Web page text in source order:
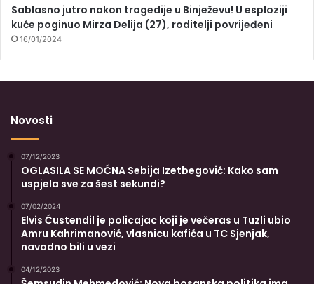
Sablasno jutro nakon tragedije u Binježevu! U esploziji
kuće poginuo Mirza Delija (27), roditelji povrijeđeni
16/01/2024
Novosti
07/12/2023
OGLASILA SE MOĆNA Sebija Izetbegović: Kako sam
uspjela sve za šest sekundi?
07/02/2024
Elvis Ćustendil je policajac koji je večeras u Tuzli ubio
Amru Kahrimanović, vlasnicu kafića u TC Sjenjak,
navodno bili u vezi
04/12/2023